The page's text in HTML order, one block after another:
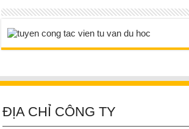
ĐỊA CHỈ CÔNG TY